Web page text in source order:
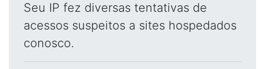
Seu IP fez diversas tentativas de
acessos suspeitos a sites hospedados
conosco.